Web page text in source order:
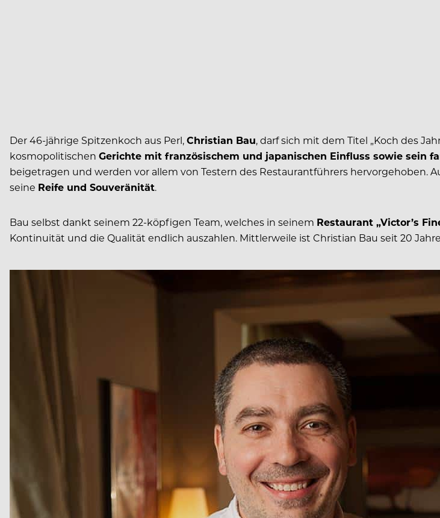
Der 46-jährige Spitzenkoch aus Perl,Christian Bau, darf sich mit dem Titel „Koch des
kosmopolitischen Gerichte mit französischem und japanischen Einfluss sowie sein
beigetragen und werden vor allem von Testern des Restaurantführers hervorgehoben.
seine Reife und Souveränität.
Bau selbst dankt seinem 22-köpfigen Team, welches in seinem Restaurant „Victor’s
Kontinuität und die Qualität endlich auszahlen. Mittlerweile ist Christian Bau seit 20